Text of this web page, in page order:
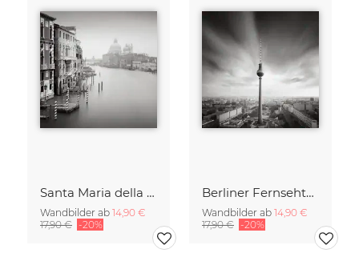
Santa Maria della Salute
Wandbilder ab 14,90 €
17,90 € -20%
Berliner Fernsehturm
Wandbilder ab 14,90 €
17,90 € -20%